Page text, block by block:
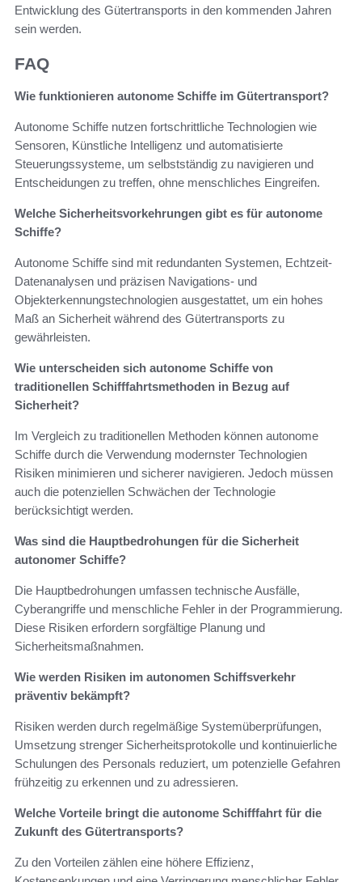
Entwicklung des Gütertransports in den kommenden Jahren
sein werden.
FAQ
Wie funktionieren autonome Schiffe im Gütertransport?
Autonome Schiffe nutzen fortschrittliche Technologien wie
Sensoren, Künstliche Intelligenz und automatisierte
Steuerungssysteme, um selbstständig zu navigieren und
Entscheidungen zu treffen, ohne menschliches Eingreifen.
Welche Sicherheitsvorkehrungen gibt es für autonome
Schiffe?
Autonome Schiffe sind mit redundanten Systemen, Echtzeit-
Datenanalysen und präzisen Navigations- und
Objekterkennungstechnologien ausgestattet, um ein hohes
Maß an Sicherheit während des Gütertransports zu
gewährleisten.
Wie unterscheiden sich autonome Schiffe von
traditionellen Schifffahrtsmethoden in Bezug auf
Sicherheit?
Im Vergleich zu traditionellen Methoden können autonome
Schiffe durch die Verwendung modernster Technologien
Risiken minimieren und sicherer navigieren. Jedoch müssen
auch die potenziellen Schwächen der Technologie
berücksichtigt werden.
Was sind die Hauptbedrohungen für die Sicherheit
autonomer Schiffe?
Die Hauptbedrohungen umfassen technische Ausfälle,
Cyberangriffe und menschliche Fehler in der Programmierung.
Diese Risiken erfordern sorgfältige Planung und
Sicherheitsmaßnahmen.
Wie werden Risiken im autonomen Schiffsverkehr
präventiv bekämpft?
Risiken werden durch regelmäßige Systemüberprüfungen,
Umsetzung strenger Sicherheitsprotokolle und kontinuierliche
Schulungen des Personals reduziert, um potenzielle Gefahren
frühzeitig zu erkennen und zu adressieren.
Welche Vorteile bringt die autonome Schifffahrt für die
Zukunft des Gütertransports?
Zu den Vorteilen zählen eine höhere Effizienz,